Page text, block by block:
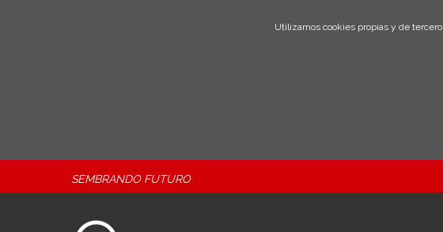
Utilizamos cookies propias y de
SEMBRANDO FUTURO